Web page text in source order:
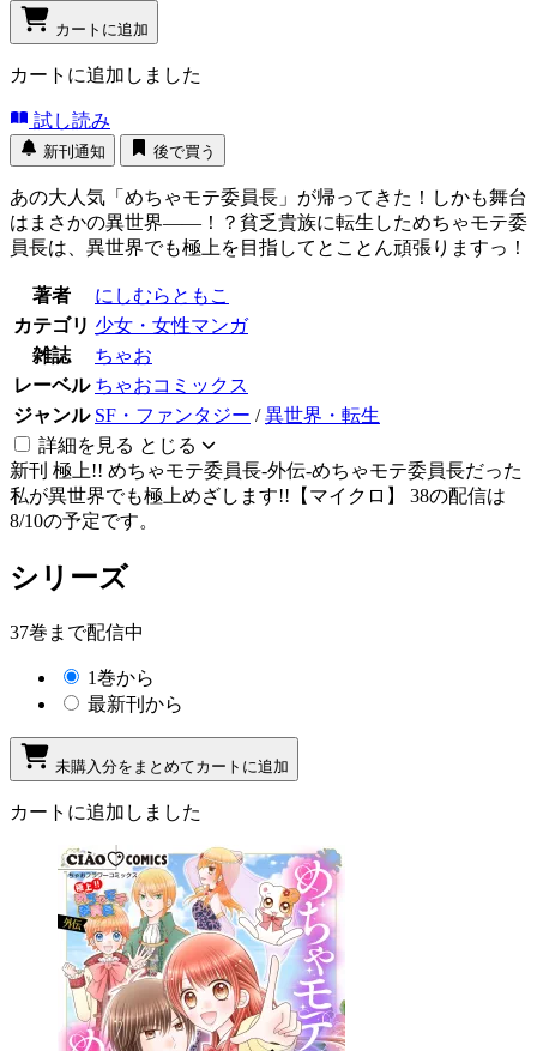
カートに追加
カートに追加しました
試し読み
新刊通知 後で買う
あの大人気「めちゃモテ委員長」が帰ってきた！しかも舞台
はまさかの異世界――！？貧乏貴族に転生しためちゃモテ委
員長は、異世界でも極上を目指してとことん頑張りますっ！
著者
にしむらともこ
カテゴリ 少女・女性マンガ
雑誌
ちゃお
レーベル ちゃおコミックス
ジャンル SF・ファンタジー /異世界・転生
詳細を見る とじる
新刊 極上!! めちゃモテ委員長-外伝-めちゃモテ委員長だった
私が異世界でも極上めざします!!【マイクロ】 38の配信は
8/10の予定です。
シリーズ
37巻まで配信中
1巻から
最新刊から
未購入分をまとめてカートに追加
カートに追加しました